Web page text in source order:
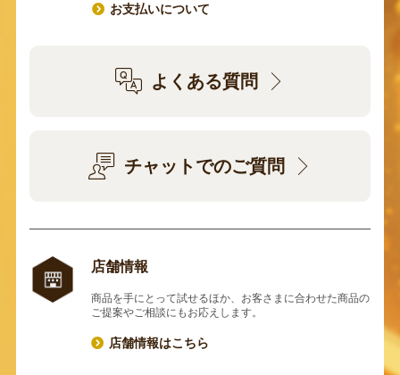
お支払いについて
よくある質問
チャットでのご質問
店舗情報
商品を手にとって試せるほか、お客さまに合わせた商品の
ご提案やご相談にもお応えします。
店舗情報はこちら